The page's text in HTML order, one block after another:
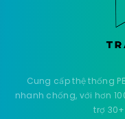
Cung cấp thệ thống
nhanh chống, với hơn
trợ